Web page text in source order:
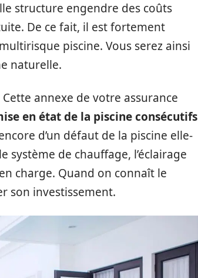
structure engendre des coûts
De ce fait, il est fortement
piscine. Vous serez ainsi
naturelle.
annexe de votre assurance
en état de la piscine consécutifs
d’un défaut de la piscine elle-
système de chauffage, l’éclairage
charge. Quand on connaît le
son investissement.